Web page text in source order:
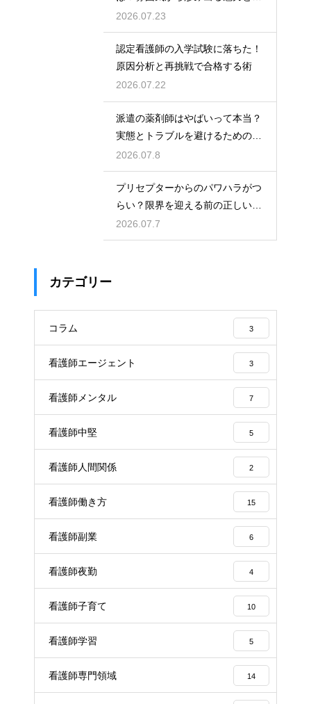
密
2026.07.23
認定看護師の入学試験に落ちた！
原因分析と再挑戦で合格する術
2026.07.22
派遣の薬剤師はやばいって本当？
実態とトラブルを避けるための働
き方を解説
2026.07.8
プリセプターからのパワハラがつ
らい？限界を迎える前の正しい対
処法
2026.07.7
カテゴリー
コラム 3
看護師エージェント 3
看護師メンタル 7
看護師中堅 5
看護師人間関係 2
看護師働き方 15
看護師副業 6
看護師夜勤 4
看護師子育て 10
看護師学習 5
看護師専門領域 14